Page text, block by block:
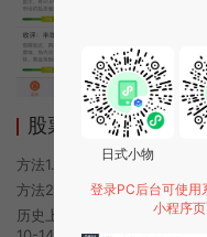
股票灯塔+小程序使
方法1. 使用微信扫描本页面
方法2. 在微信中搜索“股票灯
历史上的今时小程序由股票
日式小物
登录PC后台可使用
小程序